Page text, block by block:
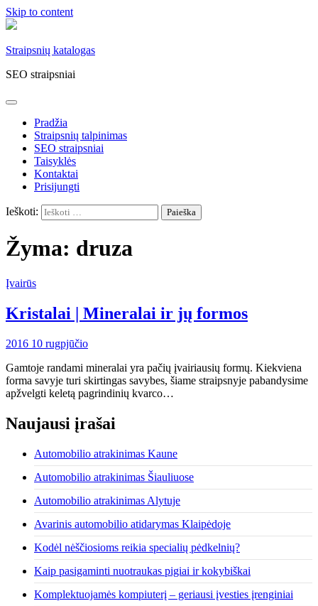
Skip to content
Straipsnių katalogas
SEO straipsniai
Pradžia
Straipsnių talpinimas
SEO straipsniai
Taisyklės
Kontaktai
Prisijungti
Ieškoti:
Žyma: druza
Įvairūs
Kristalai | Mineralai ir jų formos
2016 10 rugpjūčio
Gamtoje randami mineralai yra pačių įvairiausių formų. Kiekviena
forma savyje turi skirtingas savybes, šiame straipsnyje pabandysime
apžvelgti keletą pagrindinių kvarco…
Naujausi įrašai
Automobilio atrakinimas Kaune
Automobilio atrakinimas Šiauliuose
Automobilio atrakinimas Alytuje
Avarinis automobilio atidarymas Klaipėdoje
Kodėl nėščiosioms reikia specialių pėdkelnių?
Kaip pasigaminti nuotraukas pigiai ir kokybiškai
Komplektuojamės kompiuterį – geriausi įvesties įrenginiai